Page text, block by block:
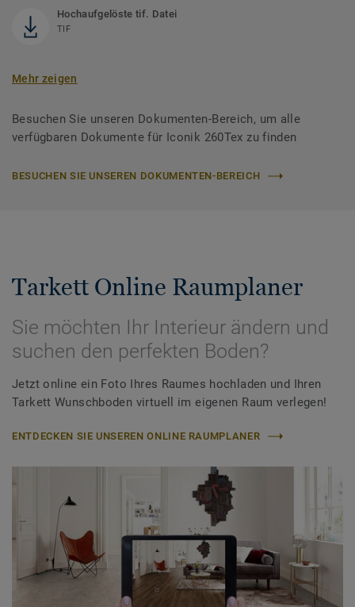
Hochaufgelöste tif. Datei
TIF
Mehr zeigen
Besuchen Sie unseren Dokumenten-Bereich, um alle
verfügbaren Dokumente für Iconik 260Tex zu finden
BESUCHEN SIE UNSEREN DOKUMENTEN-BEREICH
Tarkett Online Raumplaner
Sie möchten Ihr Interieur ändern und
suchen den perfekten Boden?
Jetzt online ein Foto Ihres Raumes hochladen und Ihren
Tarkett Wunschboden virtuell im eigenen Raum verlegen!
ENTDECKEN SIE UNSEREN ONLINE RAUMPLANER